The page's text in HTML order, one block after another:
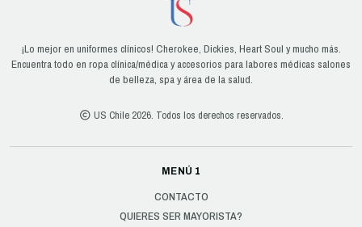
¡Lo mejor en uniformes clínicos! Cherokee, Dickies, Heart Soul y mucho más.
Encuentra todo en ropa clínica/médica y accesorios para labores médicas salones
de belleza, spa y área de la salud.
US Chile 2026. Todos los derechos reservados.
MENÚ 1
CONTACTO
QUIERES SER MAYORISTA?